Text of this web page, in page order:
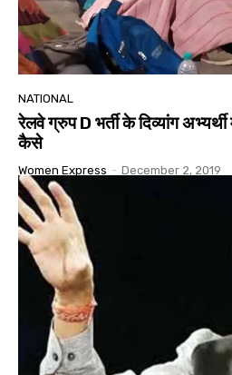
NATIONAL
रेलवे ग्रुप D भर्ती के दिव्यांग
कैसे
Women Express - December 2, 2019